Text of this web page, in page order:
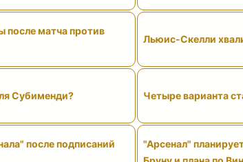
после матча против
Льюис-Скелли
Субименди? Четыре варианта
после подписаний
"Арсенал"